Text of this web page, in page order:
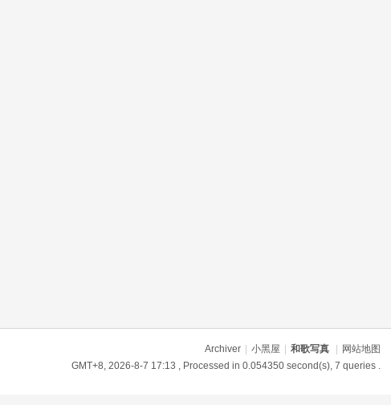
Archiver 小黑屋 和歌写真
网站地图
GMT+8, 2026-8-7 17:13 , Processed in 0.054350 second(s), 7 queries .